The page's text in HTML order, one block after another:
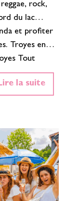
rock,
du lac…
et profiter
Troyes en
Tout
en
artistesla suite